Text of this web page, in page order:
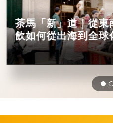
茶馬「新」道｜從
飲如何從出海到全球